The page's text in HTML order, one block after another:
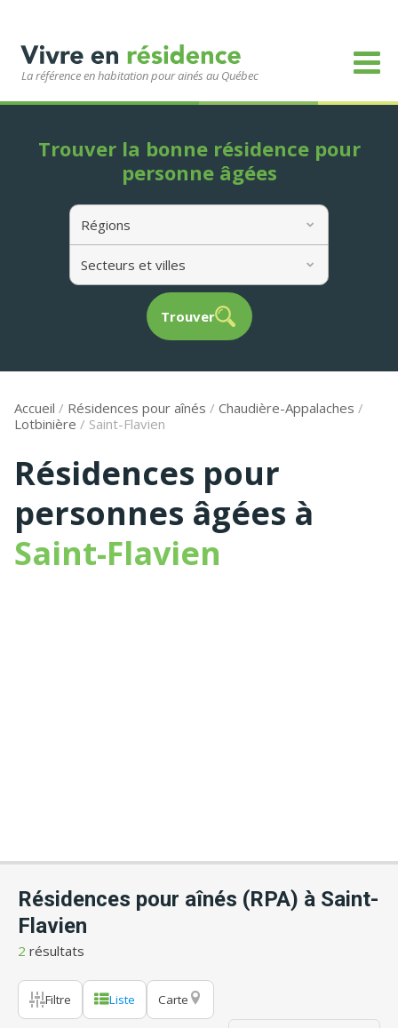
La référence en habitation pour ainés au Québec
Régions
Secteurs et villes
Trouver
Trouver la bonne résidence pour
personne âgées
Accueil / Résidences pour aînés / Chaudière-Appalaches /
Lotbinière / Saint-Flavien
Résidences pour
personnes âgées à
Saint-Flavien
Résidences pour aînés (RPA) à Saint-
Flavien
2 résultats
Filtre Liste Carte